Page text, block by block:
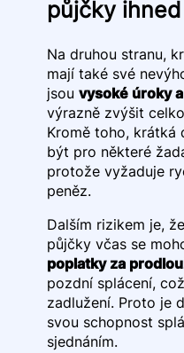
půjčky ihned
Na druhou stranu,
mají také své
jsou vysoké úroky
výrazně zvýšit
Kromě toho, krátká
být pro některé
protože vyžaduje
peněz.
Dalším rizikem je,
půjčky včas se
poplatky za
pozdní splácení,
zadlužení. Proto je
svou schopnost
sjednáním.